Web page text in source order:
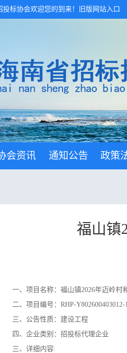
投标协会欢迎您的到来！ 旧版网站入口
会资讯 通知公告 政策
福山镇
一、项目名称：福山镇2026年迈岭村
二、项目编号：RHP-Y802600403012-
三、公告性质：建设工程
四、企业类别：招投标代理企业
三、详细内容: